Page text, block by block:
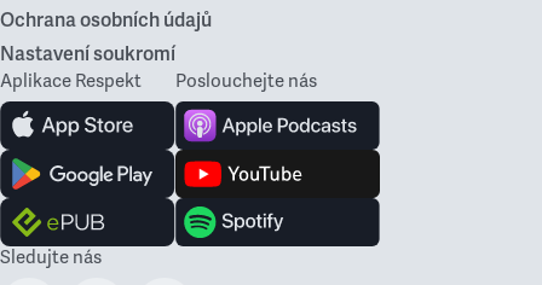
Ochrana osobních údajů
Nastavení soukromí
Aplikace Respekt Poslouchejte nás
Sledujte nás